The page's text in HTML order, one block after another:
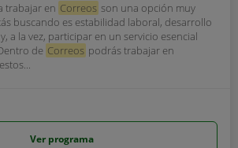
trabajar en Correos son una opción muy
buscando es estabilidad laboral, desarrollo
a la vez, participar en un servicio esencial
de Correos podrás trabajar en
Ver programa